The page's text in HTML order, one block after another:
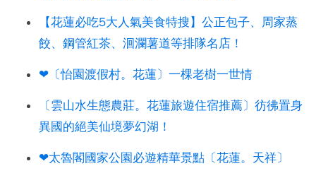
【花蓮必吃5大人氣美食特搜】公正包子、周家蒸
餃、鋼管紅茶、洄瀾薯道等排隊名店！
❤〔怡園渡假村。花蓮〕一棵老樹一世情
〔雲山水生態農莊。花蓮旅遊住宿推薦〕彷彿置身
異國的絕美仙境夢幻湖！
❤太魯閣國家公園必遊精華景點〔花蓮。天祥〕